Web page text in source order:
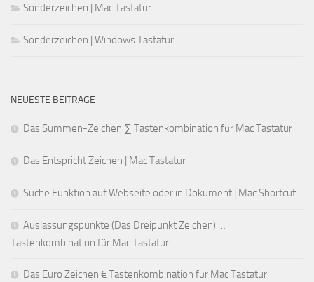
Sonderzeichen | Mac Tastatur
Sonderzeichen | Windows Tastatur
NEUESTE BEITRÄGE
Das Summen-Zeichen ∑ Tastenkombination für Mac Tastatur
Das Entspricht Zeichen | Mac Tastatur
Suche Funktion auf Webseite oder in Dokument | Mac Shortcut
Auslassungspunkte (Das Dreipunkt Zeichen) …
Tastenkombination für Mac Tastatur
Das Euro Zeichen € Tastenkombination für Mac Tastatur